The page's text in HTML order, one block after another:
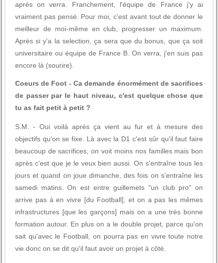
après on verra. Franchement, l'équipe de France j'y ai
vraiment pas pensé. Pour moi, c'est avant tout de donner le
meilleur de moi-même en club, progresser un maximum.
Après si y'a la selection, ça sera que du bonus, que ça soit
universitaire ou équipe de France B. On verra, j'en suis pas
encore là (sourire).
Coeurs de Foot - Ca demande énormément de sacrifices
de passer par le haut niveau, c'est quelque chose que
tu as fait petit à petit ?
S.M. - Oui voilà après ça vient au fur et à mesure des
objectifs qu'on se fixe. Là avec la D1 c'est sûr qu'il faut faire
beaucoup de sacrifices, on voit moins nos familles mais bon
après c'est que je le veux bien aussi. On s'entraîne tous les
jours et quand on joue dimanche, des fois on s'entraîne les
samedi matins. On est entre guillemets "un club pro" on
arrive pas à en vivre [du Football], et on a pas les mêmes
infrastructures [que les garçons] mais on a une très bonne
formation autour. En plus on a le double projet, parce qu'on
sait qu'avec le Football, on pourra pas en vivre toute notre
vie donc on se dit qu'il faut avoir un projet à côté.